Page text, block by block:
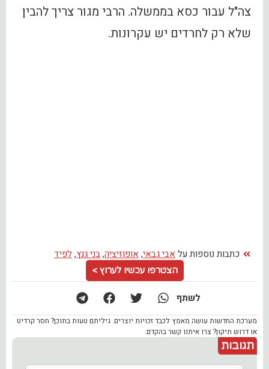
צה"ל עבור כסא בממשלה. הרבי מגור צריך להבין
שלא רק לחרדים יש עקרונות.
כתבות נוספות על אבי גבאי, אופוזיציה,בני גנץ,לפיד
הצטרפו עכשיו לערוץ >
לשתף
מערכת החדשות עושה מאמץ לכבד זכויות יוצרים. גיליתם טעות בתוכן? חסר קרדיט
או דרוש תיקון? צרו איתנו קשר בהקדם.
תגובות